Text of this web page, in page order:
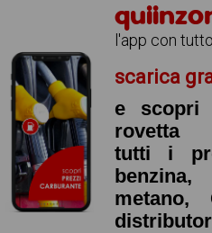
l'app con
scarica
e scopri
rovetta
tutti i
metano,